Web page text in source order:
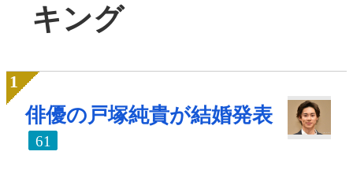
キング
俳優の戸塚純貴が結婚発表
61